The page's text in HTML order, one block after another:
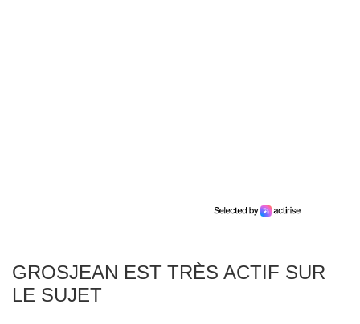
GROSJEAN EST TRÈS ACTIF SUR
LE SUJET